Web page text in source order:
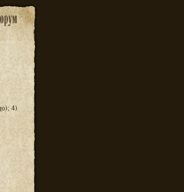
4)